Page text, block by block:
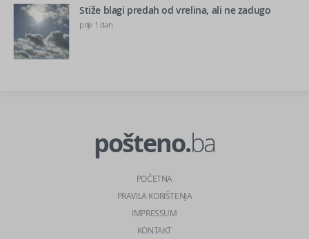
Stiže blagi predah od vrelina, ali ne zadugo
prije 1 dan
pošteno.ba
POČETNA
PRAVILA KORIŠTENJA
IMPRESSUM
KONTAKT